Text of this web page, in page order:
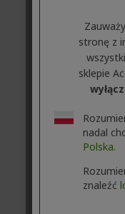
stronę z
sklepie
nadal
Polska.
znaleźć